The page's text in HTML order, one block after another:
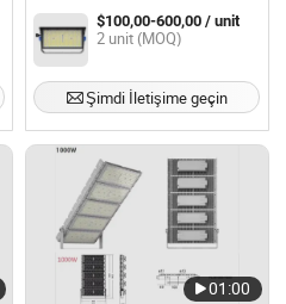
Aydınlatma IP66 Dış Mekan LED
Stadyum Aydınlatması
$100,00-600,00 / unit
2 unit (MOQ)
Şimdi İletişime geçin
01:00